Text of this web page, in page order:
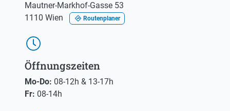
Mautner-Markhof-Gasse 53
1110 Wien
Routenplaner
Öffnungszeiten
Mo-Do: 08-12h & 13-17h
Fr: 08-14h